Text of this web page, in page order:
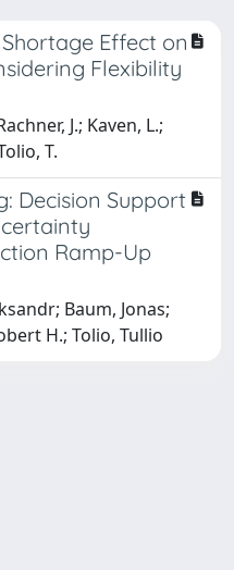
Effect on
Flexibility
J.; Kaven, L.;
T.
Decision Support
Ramp-Up
Baum, Jonas;
H.; Tolio, Tullio